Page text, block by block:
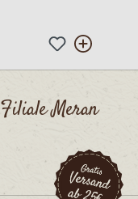
Filiale Meran